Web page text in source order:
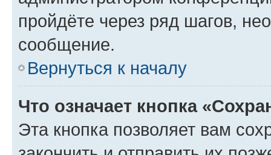
пройдёте через ряд шагов,
сообщение.
Вернуться к началу
Что означает кнопка
Эта кнопка позволяет вам